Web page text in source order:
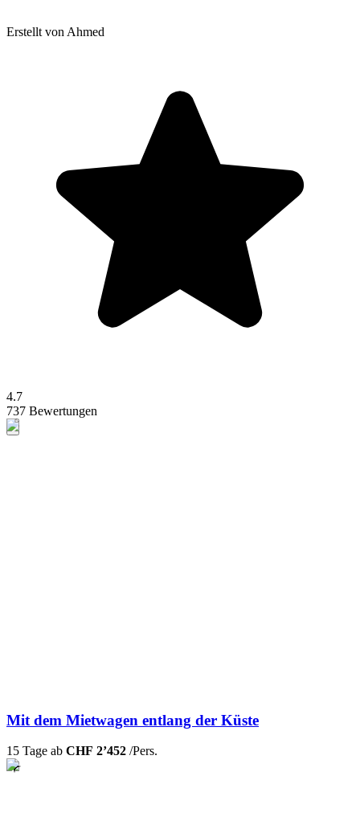
Erstellt von Ahmed
4.7
737 Bewertungen
Mit dem Mietwagen entlang der Küste
15 Tage ab CHF 2’452 /Pers.